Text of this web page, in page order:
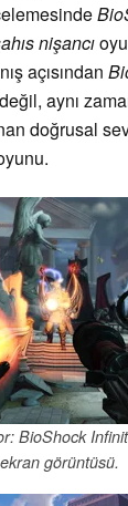
nişancı
açısından
aynı
doğrusal
BioShock
ekran görüntüsü.